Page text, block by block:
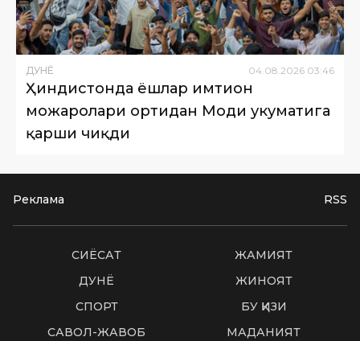
ДУНË 04.08.2026 03:46
Ҳиндистонда ёшлар имтиҳон
можаролари ортидан Моди ҳукуматига
қарши чиқди
Реклама RSS
СИËСАТ
ЖАМИЯТ
ДУНË
ЖИНОЯТ
СПОРТ
БУ ҚИЗИҚ
САВОЛ-ЖАВОБ
МАДАНИЯТ